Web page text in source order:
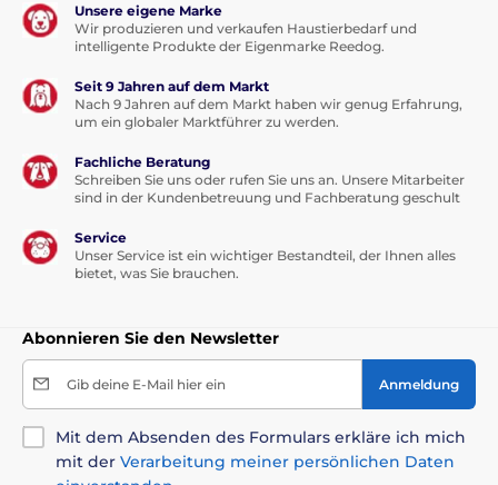
Unsere eigene Marke
Wir produzieren und verkaufen Haustierbedarf und
intelligente Produkte der Eigenmarke Reedog.
Seit 9 Jahren auf dem Markt
Nach 9 Jahren auf dem Markt haben wir genug Erfahrung,
um ein globaler Marktführer zu werden.
Fachliche Beratung
Schreiben Sie uns oder rufen Sie uns an. Unsere Mitarbeiter
sind in der Kundenbetreuung und Fachberatung geschult
Service
Unser Service ist ein wichtiger Bestandteil, der Ihnen alles
bietet, was Sie brauchen.
Abonnieren Sie den Newsletter
Gib deine E-Mail hier ein Anmeldung
Mit dem Absenden des Formulars erkläre ich mich
mit der Verarbeitung meiner persönlichen Daten